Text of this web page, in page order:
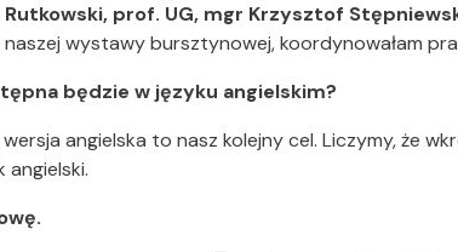
prof. UG, mgr Krzysztof
wystawy bursztynowej, koordynowałam
będzie w języku angielskim?
angielska to nasz kolejny cel. Liczymy, że
angielski.